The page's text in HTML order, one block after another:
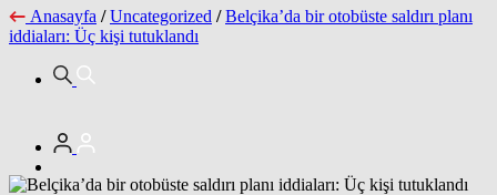
Anasayfa / Uncategorized / Belçika’da bir otobüste saldırı planı
iddiaları: Üç kişi tutuklandı